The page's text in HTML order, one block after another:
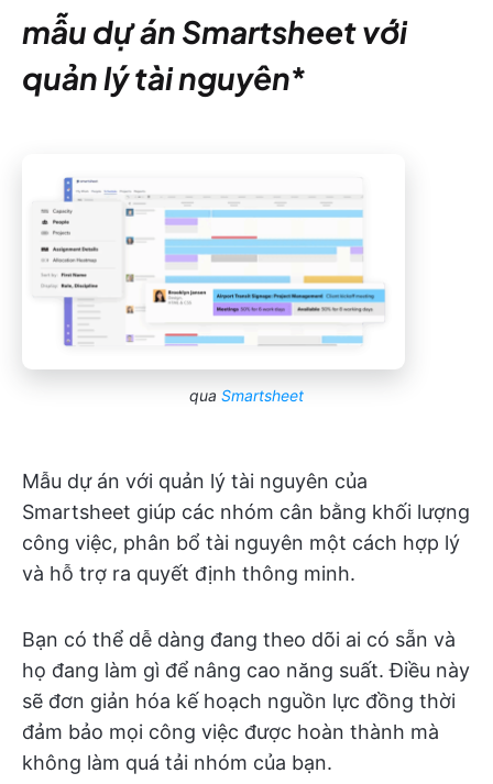
mẫu dự án Smartsheet với
quản lý tài nguyên*
qua Smartsheet
Mẫu dự án với quản lý tài nguyên của
Smartsheet giúp các nhóm cân bằng khối lượng
công việc, phân bổ tài nguyên một cách hợp lý
và hỗ trợ ra quyết định thông minh.
Bạn có thể dễ dàng đang theo dõi ai có sẵn và
họ đang làm gì để nâng cao năng suất. Điều này
sẽ đơn giản hóa kế hoạch nguồn lực đồng thời
đảm bảo mọi công việc được hoàn thành mà
không làm quá tải nhóm của bạn.